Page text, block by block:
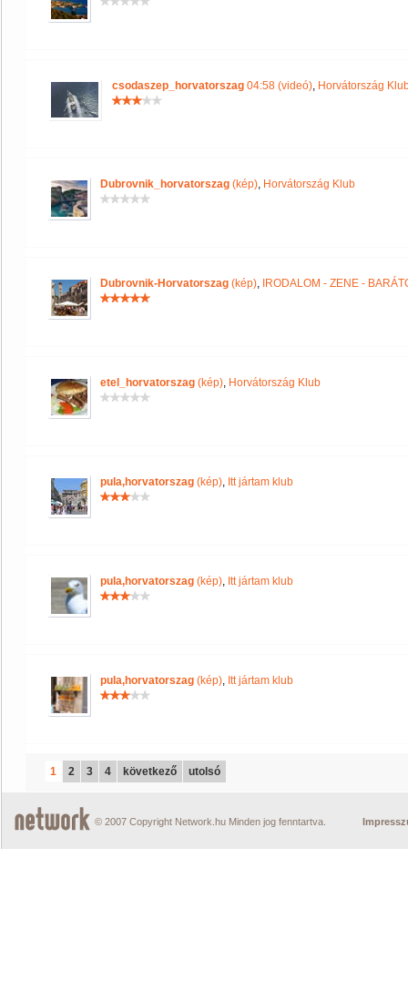
csodaszep_horvatorszag 04:58 (videó), Horvátország
Dubrovnik_horvatorszag (kép), Horvátország Klub
Dubrovnik-Horvatorszag (kép), IRODALOM - ZENE -
etel_horvatorszag (kép), Horvátország Klub
pula,horvatorszag (kép), Itt jártam klub
pula,horvatorszag (kép), Itt jártam klub
pula,horvatorszag (kép), Itt jártam klub
1 2 3 4 következő utolsó
© 2007 Copyright Network.hu Minden jog fenntartva.